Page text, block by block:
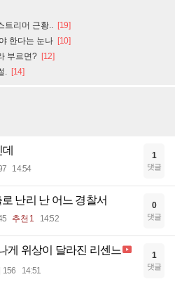
리머 근황.. [19]
한다는 눈나 [10]
부르면? [12]
. [14]
14:54
1
댓글
난리 난 어느 경찰서
추천 1 14:52
0
댓글
게 위상이 달라진 리센느
156 14:51
1
댓글